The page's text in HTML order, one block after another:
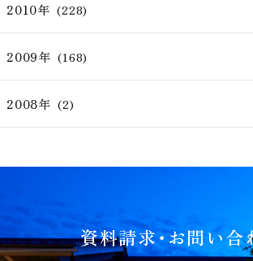
2010年 (228)
2009年 (168)
2008年 (2)
資料請求・お問い合